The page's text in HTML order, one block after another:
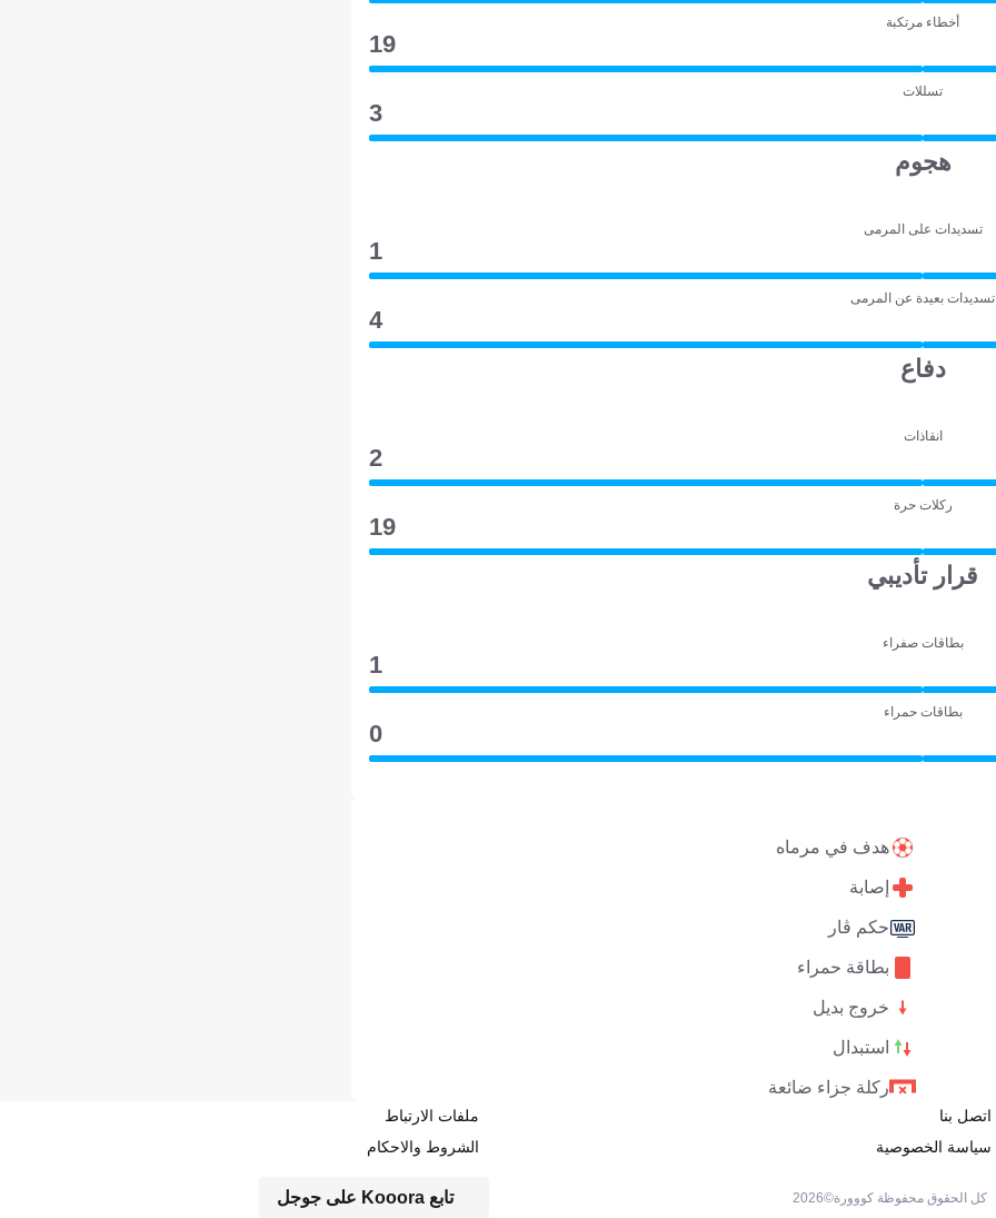
أخطاء مرتكبة
19
تسللات
3
هجوم
تسديدات على المرمى
1
تسديدات بعيدة عن المرمى
4
دفاع
انقاذات
2
ركلات حرة
19
قرار تأديبي
بطاقات صفراء
1
بطاقات حمراء
0
هدف في مرماه
إصابة
حكم ڤار
بطاقة حمراء
خروج بديل
استبدال
ركلة جزاء ضائعة
كل الحقوق محفوظة كووورة©2026 تابع Kooora على جوجل
اتصل بنا
ملفات الارتباط
سياسة الخصوصية
الشروط والاحكام